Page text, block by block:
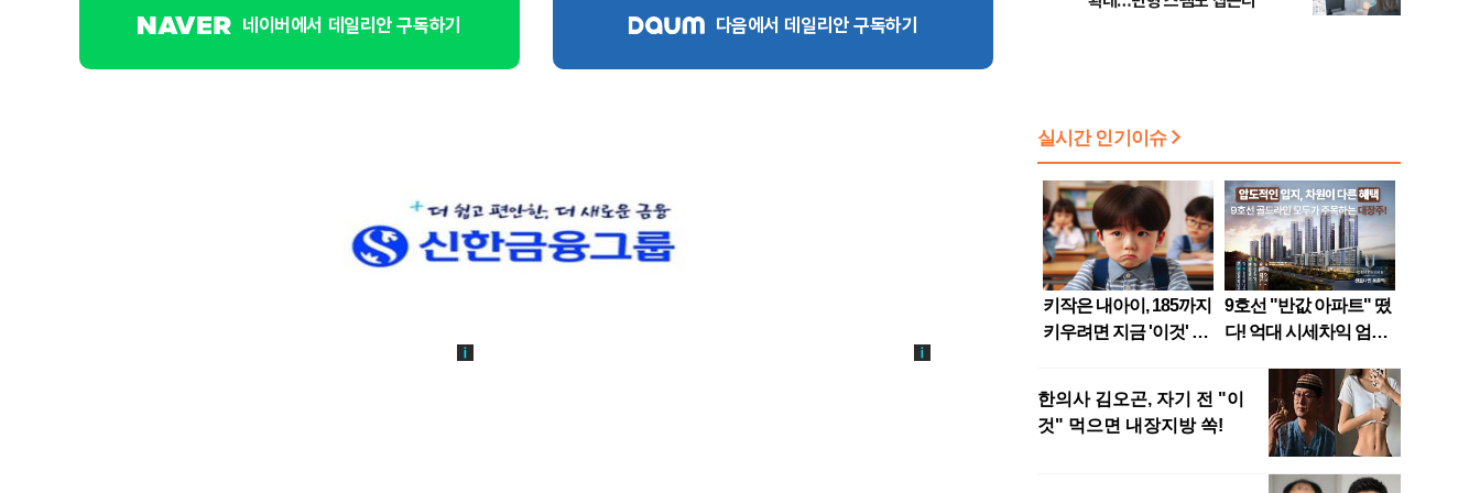
네이버에서 데일리안 구독하기 다음에서 데일리안 구독하기